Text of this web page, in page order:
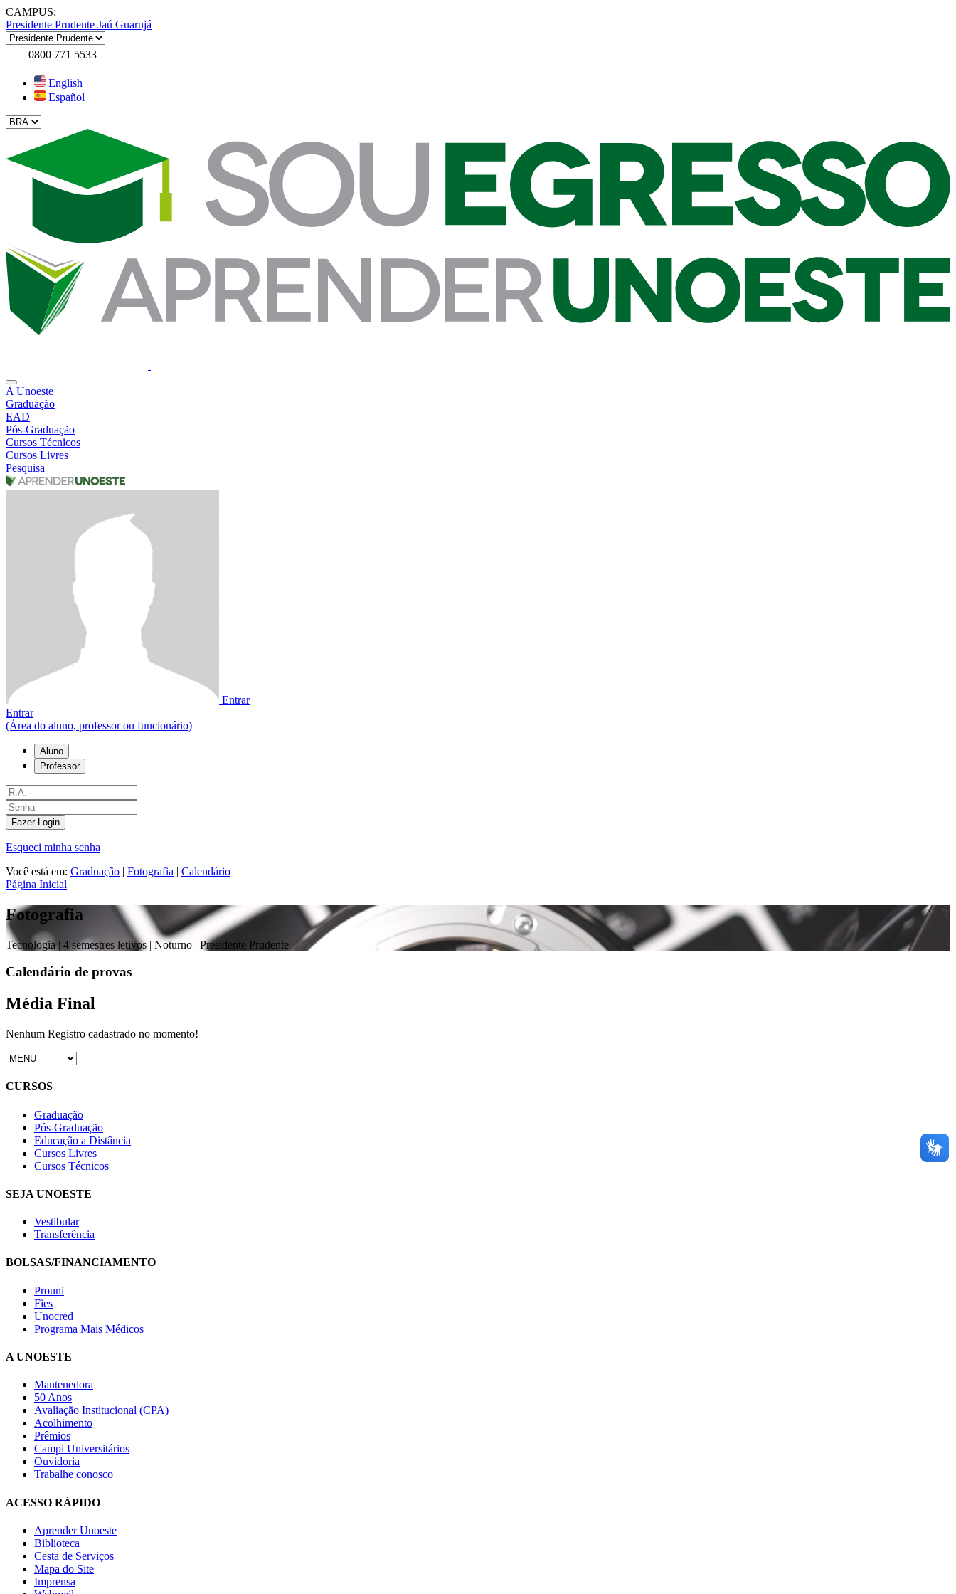
CAMPUS:
Presidente Prudente Jaú Guarujá
0800 771 5533
English
Español
A Unoeste
Graduação
EAD
Pós-Graduação
Cursos Técnicos
Cursos Livres
Pesquisa
Entrar
Entrar
(Área do aluno, professor ou funcionário)
Aluno
Professor
Fazer Login
Esqueci minha senha
Você está em: Graduação | Fotografia | Calendário
Página Inicial
Fotografia
Tecnologia | 4 semestres letivos | Noturno | Presidente Prudente
Calendário de provas
Média Final
Nenhum Registro cadastrado no momento!
CURSOS
Graduação
Pós-Graduação
Educação a Distância
Cursos Livres
Cursos Técnicos
SEJA UNOESTE
Vestibular
Transferência
BOLSAS/FINANCIAMENTO
Prouni
Fies
Unocred
Programa Mais Médicos
A UNOESTE
Mantenedora
50 Anos
Avaliação Institucional (CPA)
Acolhimento
Prêmios
Campi Universitários
Ouvidoria
Trabalhe conosco
ACESSO RÁPIDO
Aprender Unoeste
Biblioteca
Cesta de Serviços
Mapa do Site
Imprensa